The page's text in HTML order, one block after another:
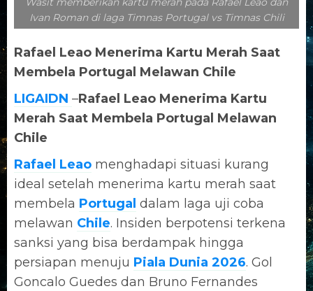
Ivan Roman di laga Timnas Portugal vs Timnas Chili
Rafael Leao Menerima Kartu Merah Saat
Membela Portugal Melawan Chile
LIGAIDN –Rafael Leao Menerima Kartu
Merah Saat Membela Portugal Melawan
Chile
Rafael Leao menghadapi situasi kurang
ideal setelah menerima kartu merah saat
membela Portugal dalam laga uji coba
melawan Chile. Insiden berpotensi terkena
sanksi yang bisa berdampak hingga
persiapan menuju Piala Dunia 2026. Gol
Goncalo Guedes dan Bruno Fernandes